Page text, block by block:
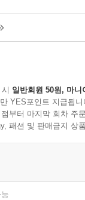
일반회원 50원, 마니
YES포인트 지급됩니
부터 마지막 회차 주
패션 및 판매금지 상